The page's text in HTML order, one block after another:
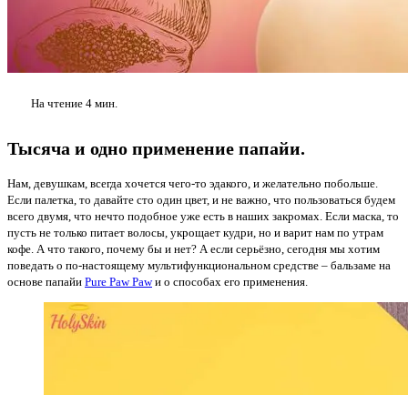
На чтение 4 мин.
Тысяча и одно применение папайи.
Нам, девушкам, всегда хочется чего-то эдакого, и желательно побольше.
Если палетка, то давайте сто один цвет, и не важно, что пользоваться будем
всего двумя, что нечто подобное уже есть в наших закромах. Если маска, то
пусть не только питает волосы, укрощает кудри, но и варит нам по утрам
кофе. А что такого, почему бы и нет? А если серьёзно, сегодня мы хотим
поведать о по-настоящему мультифункциональном средстве – бальзаме на
основе папайи Pure Paw Pawи о способах его применения.